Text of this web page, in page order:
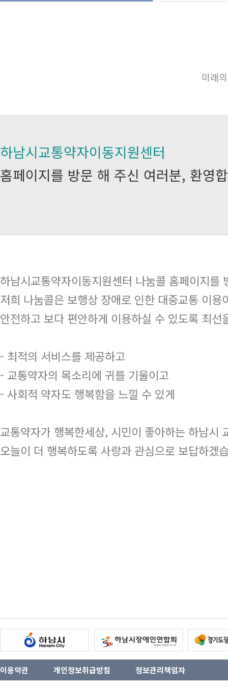
미래
하남시교통약자이동지원센터
홈페이지를 방문 해 주신 여러분, 환영
하남시교통약자이동지원센터 나눔콜 홈페이지를
저희 나눔콜은 보행상 장애로 인한 대중교통 이
안전하고 보다 편안하게 이용하실 수 있도록 최선
- 최적의 서비스를 제공하고
- 교통약자의 목소리에 귀를 기울이고
- 사회적 약자도 행복함을 느낄 수 있게
교통약자가 행복한세상, 시민이 좋아하는 하남시
오늘이 더 행복하도록 사랑과 관심으로 보답하겠
이용약관 개인정보취급방침 정보관리책임자